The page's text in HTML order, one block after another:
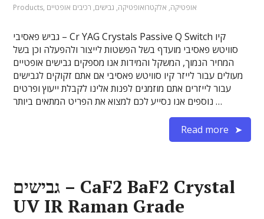
Products, אופטיקה, אלקטרואופטיקה, גבישים, רכיבים אופטיים
גביש פאסיבי – Cr YAG Crystals Passive Q Switch קיו
סוויטש פאסיבי מועדף בשל הפשטות לייצור ולהפעלה וכן בשל
המחיר הנמוך, המשקל והמידות אנו מספקים גבישים אופטיים
מעולים עבור לייזר קיו סוויטש פאסיבי אם אתם זקוקים לגבישים
עבור לייזרים אתם מוזמנים לפנות אלינו לקבלת ייעוץ ופרטים
נוספים אנו נסייע לכם למצוא את הפריט המתאים ביותר …
Read more
גבישים – CaF2 BaF2 Crystal
UV IR Raman Grade